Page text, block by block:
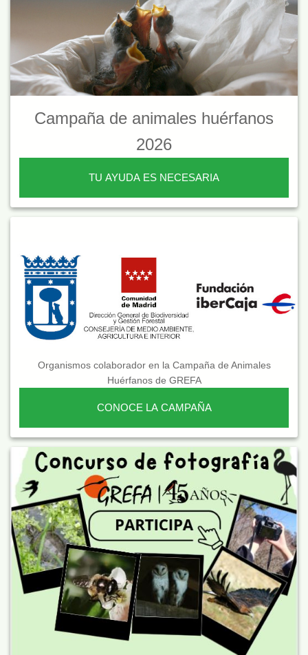
Campaña de animales huérfanos
2026
TU AYUDA ES NECESARIA
Organismos colaborador en la Campaña de Animales
Huérfanos de GREFA
CONOCE LA CAMPAÑA